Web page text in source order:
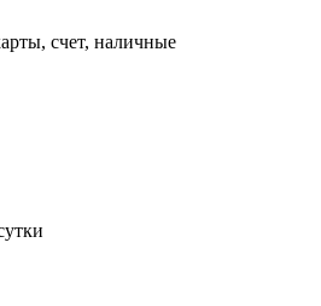
счет, наличные